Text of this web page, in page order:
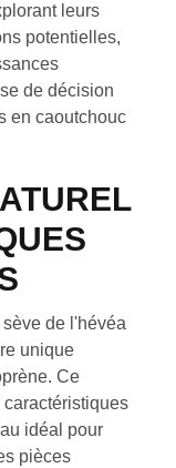
leurs
potentielles,
de décision
en caoutchouc
de l'hévéa
unique
Ce
idéal pour
pièces